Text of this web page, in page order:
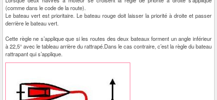
(comme dans le code de la route).
Le bateau vert est prioritaire. Le bateau rouge doit laisser la priorité à droite et passer
derrière le bateau vert.
Cette règle ne s’applique que si les routes des deux bateaux forment un angle inférieur
à 22,5° avec le tableau arrière du rattrapé.Dans le cas contraire, c’est la règle du bateau
rattrapant qui s’applique.